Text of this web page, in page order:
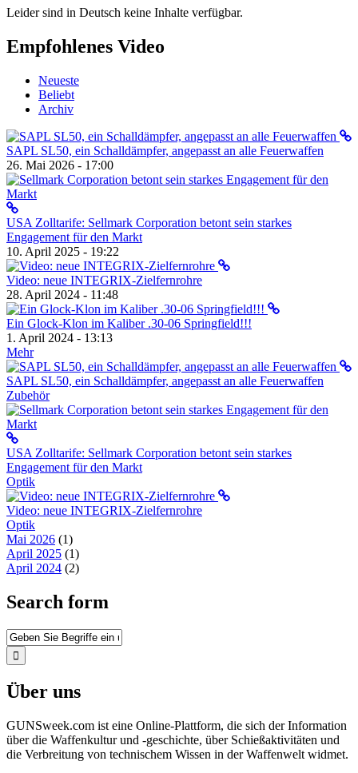
Leider sind in Deutsch keine Inhalte verfügbar.
Empfohlenes Video
Neueste
Beliebt
Archiv
SAPL SL50, ein Schalldämpfer, angepasst an alle Feuerwaffen
26. Mai 2026 - 17:00
USA Zolltarife: Sellmark Corporation betont sein starkes
Engagement für den Markt
10. April 2025 - 19:22
Video: neue INTEGRIX-Zielfernrohre
28. April 2024 - 11:48
Ein Glock-Klon im Kaliber .30-06 Springfield!!!
1. April 2024 - 13:13
Mehr
SAPL SL50, ein Schalldämpfer, angepasst an alle Feuerwaffen
Zubehör
USA Zolltarife: Sellmark Corporation betont sein starkes
Engagement für den Markt
Optik
Video: neue INTEGRIX-Zielfernrohre
Optik
Mai 2026 (1)
April 2025 (1)
April 2024 (2)
Search form
Über uns
GUNSweek.com ist eine Online-Plattform, die sich der Information
über die Waffenkultur und -geschichte, über Schießaktivitäten und
die Verbreitung von technischem Wissen in der Waffenwelt widmet.